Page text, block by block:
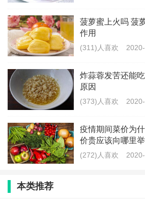
3、不要用小火，平底锅烧热用中火
水分，这样烙出的饼才软。
和面的常见比例
无论和面先加水还是和面先加面，
快捷。
的面团吃水200-210毫升，包子的发
菠萝蜜上火吗 菠
作用
(311)人喜欢
炸蒜蓉发苦还能
原因
(373)人喜欢
疫情期间菜价为
价贵应该向哪里
(272)人喜欢
本类推荐